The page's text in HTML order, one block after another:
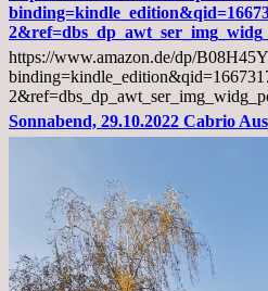
https://www.amazon.de/dp/
Sonnabend, 29.10.2022 Cabrio